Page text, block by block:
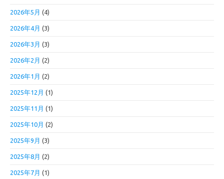
2026年5月 (4)
2026年4月 (3)
2026年3月 (3)
2026年2月 (2)
2026年1月 (2)
2025年12月 (1)
2025年11月 (1)
2025年10月 (2)
2025年9月 (3)
2025年8月 (2)
2025年7月 (1)